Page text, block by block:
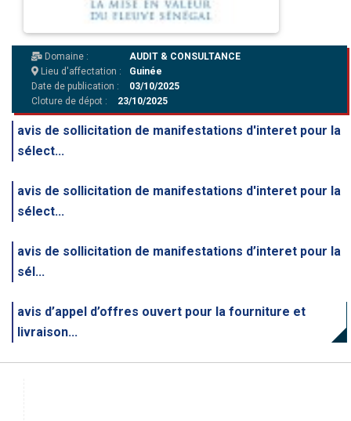
Domaine :
AUDIT & CONSULTANCE
Lieu d'affectation :
Guinée
Date de publication :
03/10/2025
Cloture de dépot :
23/10/2025
avis de sollicitation de manifestations d'interet pour la
sélect...
avis de sollicitation de manifestations d'interet pour la
sélect...
avis de sollicitation de manifestations d’interet pour la
sél...
avis d’appel d’offres ouvert pour la fourniture et
livraison...